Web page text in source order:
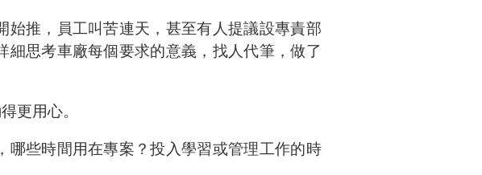
推，員工叫苦連天，甚至有人提議設專責部
思考車廠每個要求的意義，找人代筆，做了
更用心。
些時間用在專案？投入學習或管理工作的時